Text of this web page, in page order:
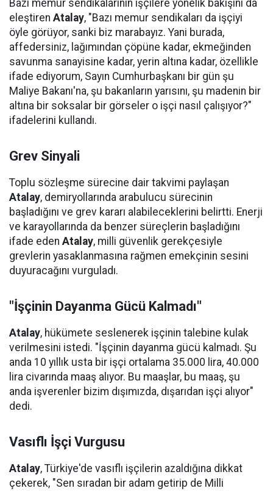
Bazı memur sendikalarının işçilere yönelik bakışını da
eleştiren Atalay, "Bazı memur sendikaları da işçiyi
öyle görüyor, sanki biz marabayız. Yani burada,
affedersiniz, lağımından çöpüne kadar, ekmeğinden
savunma sanayisine kadar, yerin altına kadar, özellikle
ifade ediyorum, Sayın Cumhurbaşkanı bir gün şu
Maliye Bakanı'na, şu bakanların yarısını, şu madenin bir
altına bir soksalar bir görseler o işçi nasıl çalışıyor?"
ifadelerini kullandı.
Grev Sinyali
Toplu sözleşme sürecine dair takvimi paylaşan
Atalay, demiryollarında arabulucu sürecinin
başladığını ve grev kararı alabileceklerini belirtti. Enerji
ve karayollarında da benzer süreçlerin başladığını
ifade eden Atalay, milli güvenlik gerekçesiyle
grevlerin yasaklanmasına rağmen emekçinin sesini
duyuracağını vurguladı.
"İşçinin Dayanma Gücü Kalmadı"
Atalay, hükümete seslenerek işçinin talebine kulak
verilmesini istedi. "İşçinin dayanma gücü kalmadı. Şu
anda 10 yıllık usta bir işçi ortalama 35.000 lira, 40.000
lira civarında maaş alıyor. Bu maaşlar, bu maaş, şu
anda işverenler bizim dışımızda, dışarıdan işçi alıyor"
dedi.
Vasıflı İşçi Vurgusu
Atalay, Türkiye'de vasıflı işçilerin azaldığına dikkat
çekerek, "Sen sıradan bir adam getirip de Milli